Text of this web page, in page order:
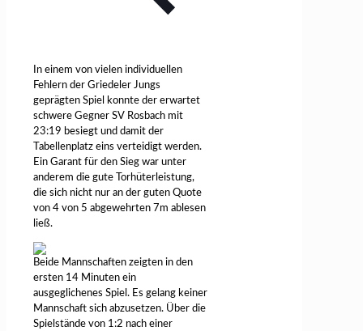
In einem von vielen individuellen
Fehlern der Griedeler Jungs
geprägten Spiel konnte der erwartet
schwere Gegner SV Rosbach mit
23:19 besiegt und damit der
Tabellenplatz eins verteidigt werden.
Ein Garant für den Sieg war unter
anderem die gute Torhüterleistung,
die sich nicht nur an der guten Quote
von 4 von 5 abgewehrten 7m ablesen
ließ.
Beide Mannschaften zeigten in den
ersten 14 Minuten ein
ausgeglichenes Spiel. Es gelang keiner
Mannschaft sich abzusetzen. Über die
Spielstände von 1:2 nach einer